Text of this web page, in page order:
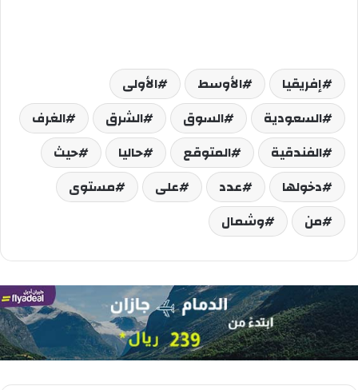
إفريقيا الأوسط
الأولى
السعودية
السوق الشرق
الغرف
الفندقية
المتوقع حاليا
حيث
دخولها
عدد على
مستوى
من
وشمال